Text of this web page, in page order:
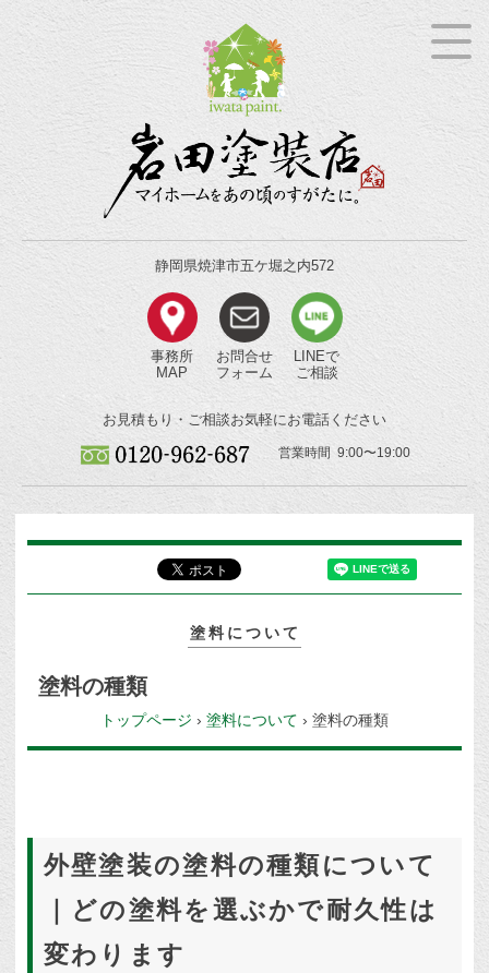
静岡県焼津市五ケ堀之内572
事務所
MAP
お問合せ
フォーム
LINEで
ご相談
お見積もり・ご相談お気軽にお電話ください
営業時間 9:00〜19:00
塗料について
塗料の種類
トップページ › 塗料について › 塗料の種類
外壁塗装の塗料の種類について
｜どの塗料を選ぶかで耐久性は
変わります